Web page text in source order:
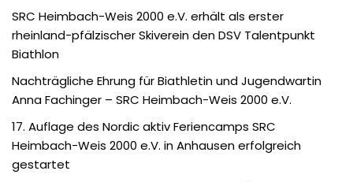
SRC Heimbach-Weis 2000 e.V. erhält als erster
rheinland-pfälzischer Skiverein den DSV Talentpunkt
Biathlon
Nachträgliche Ehrung für Biathletin und Jugendwartin
Anna Fachinger – SRC Heimbach-Weis 2000 e.V.
17. Auflage des Nordic aktiv Feriencamps SRC
Heimbach-Weis 2000 e.V. in Anhausen erfolgreich
gestartet